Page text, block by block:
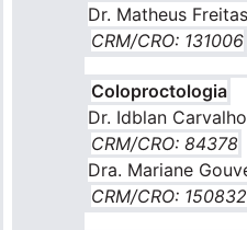
Dr. Matheus
CRM/CRO: 131006
Coloproctologia
Dr. Idblan
CRM/CRO: 84378
Dra. Mariane
CRM/CRO: 150832